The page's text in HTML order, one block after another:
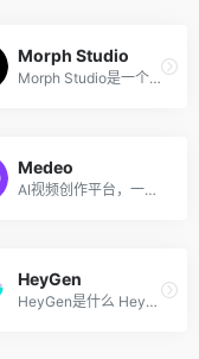
Morph Studio
Morph Studio是一个高质量的...
Medeo
AI视频创作平台，一句话生成...
HeyGen
HeyGen是什么 HeyGen是全球领...